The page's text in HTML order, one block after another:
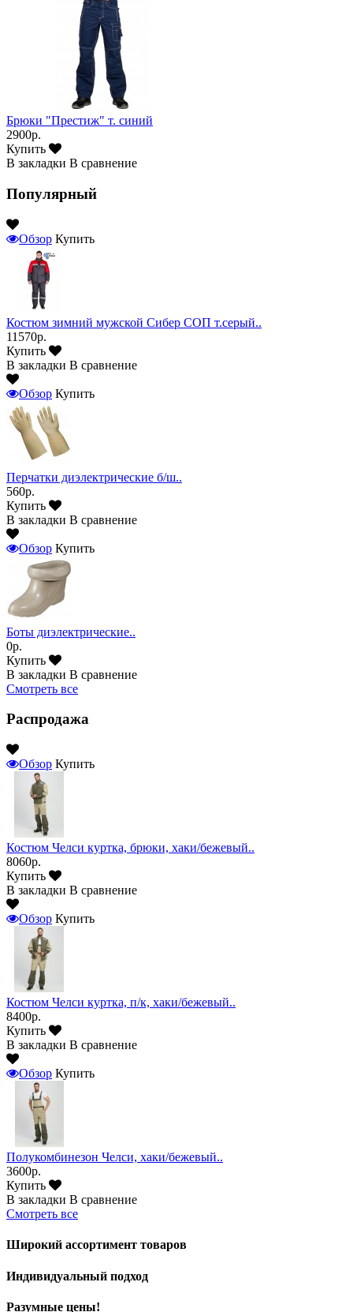
Брюки "Престиж" т. синий
2900р.
Купить
В закладки В сравнение
Популярный
Обзор Купить
Костюм зимний мужской Сибер СОП т.серый..
11570р.
Купить
В закладки В сравнение
Обзор Купить
Перчатки диэлектрические б/ш..
560р.
Купить
В закладки В сравнение
Обзор Купить
Боты диэлектрические..
0р.
Купить
В закладки В сравнение
Смотреть все
Распродажа
Обзор Купить
Костюм Челси куртка, брюки, хаки/бежевый..
8060р.
Купить
В закладки В сравнение
Обзор Купить
Костюм Челси куртка, п/к, хаки/бежевый..
8400р.
Купить
В закладки В сравнение
Обзор Купить
Полукомбинезон Челси, хаки/бежевый..
3600р.
Купить
В закладки В сравнение
Смотреть все
Широкий ассортимент товаров
Индивидуальный подход
Разумные цены!